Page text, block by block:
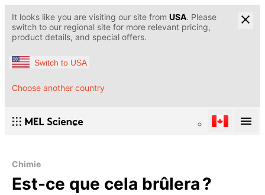
It looks like you are visiting our site from USA. Please
switch to our regional site for more relevant pricing,
product details, and special offers.
Switch to USA
Choose another country
Chimie
Est-ce que cela brûlera ?